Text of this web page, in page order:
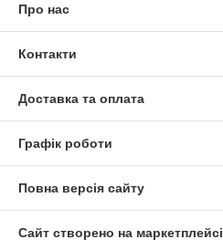
Про нас
Контакти
Доставка та оплата
Графік роботи
Повна версія сайту
Сайт створено на маркетплейсі